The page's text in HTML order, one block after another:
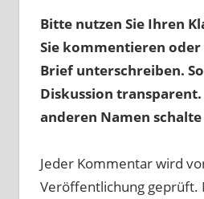
Bitte nutzen Sie Ihren
Sie kommentieren
Brief unterschreiben.
Diskussion
anderen Namen
Jeder Kommentar wird
Veröffentlichung geprüft.